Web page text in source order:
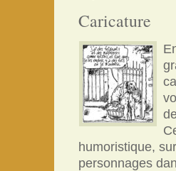
Caricature
humoristique,
personnages